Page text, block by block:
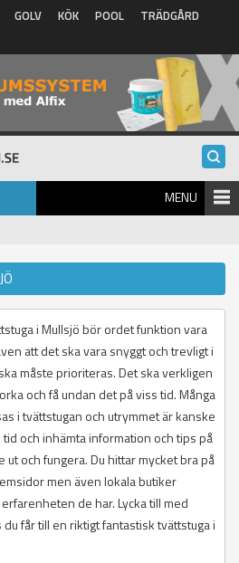
GOLV KÖK POOL
TRÄDGÅRD
MENU
i Mullsjö bör ordet funktion vara
att det ska vara snyggt och trevligt i
måste prioriteras. Det ska verkligen
och få undan det på viss tid. Många
i tvättstugan och utrymmet är kanske
och inhämta information och tips på
och fungera. Du hittar mycket bra på
men även lokala butiker
de har. Lycka till med
får till en riktigt fantastisk tvättstuga i